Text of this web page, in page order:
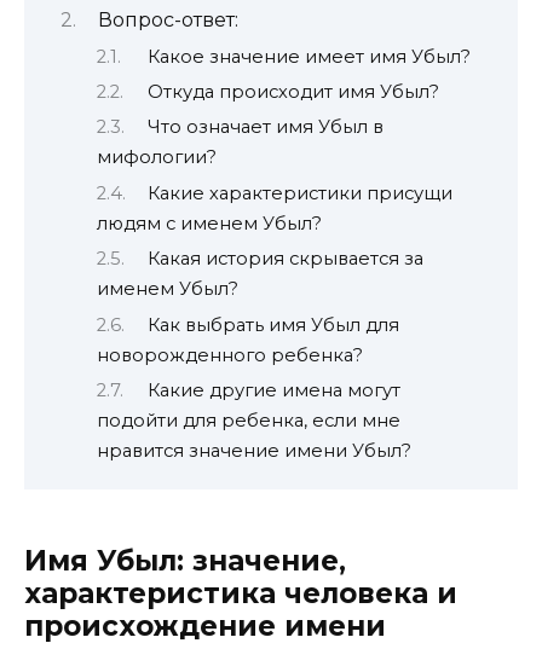
Вопрос-ответ:
Какое значение имеет имя Убыл?
Откуда происходит имя Убыл?
Что означает имя Убыл в
мифологии?
Какие характеристики присущи
людям с именем Убыл?
Какая история скрывается за
именем Убыл?
Как выбрать имя Убыл для
новорожденного ребенка?
Какие другие имена могут
подойти для ребенка, если мне
нравится значение имени Убыл?
Имя Убыл: значение,
характеристика человека и
происхождение имени